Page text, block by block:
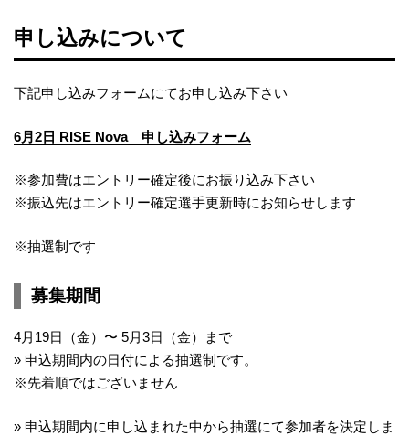
申し込みについて
下記申し込みフォームにてお申し込み下さい
6月2日 RISE Nova 申し込みフォーム
※参加費はエントリー確定後にお振り込み下さい
※振込先はエントリー確定選手更新時にお知らせします
※抽選制です
募集期間
4月19日（金）〜 5月3日（金）まで
» 申込期間内の日付による抽選制です。
※先着順ではございません
» 申込期間内に申し込まれた中から抽選にて参加者を決定しま